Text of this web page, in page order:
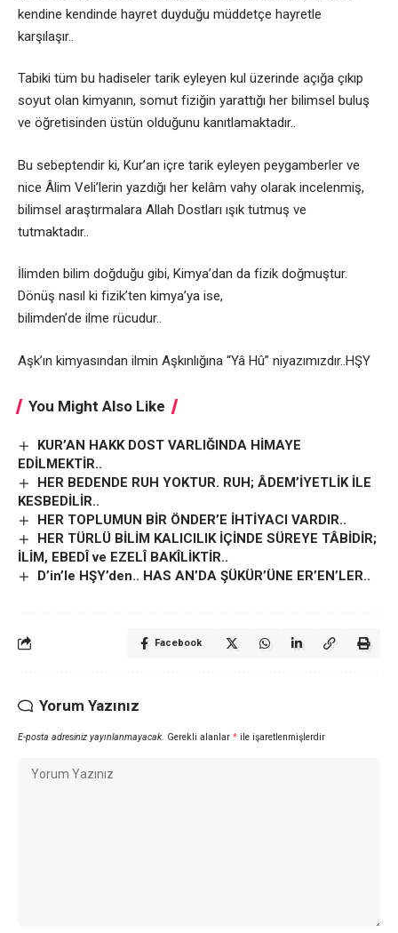
kendine kendinde hayret duyduğu müddetçe hayretle
karşılaşır..
Tabiki tüm bu hadiseler tarik eyleyen kul üzerinde açığa çıkıp
soyut olan kimyanın, somut fiziğin yarattığı her bilimsel buluş
ve öğretisinden üstün olduğunu kanıtlamaktadır..
Bu sebeptendir ki, Kur’an içre tarik eyleyen peygamberler ve
nice Âlim Veli’lerin yazdığı her kelâm vahy olarak incelenmiş,
bilimsel araştırmalara Allah Dostları ışık tutmuş ve
tutmaktadır..
İlimden bilim doğduğu gibi, Kimya’dan da fizik doğmuştur.
Dönüş nasıl ki fizik’ten kimya’ya ise,
bilimden’de ilme rücudur..
Aşk’ın kimyasından ilmin Aşkınlığına “Yâ Hû” niyazımızdır..HŞY
You Might Also Like
KUR’AN HAKK DOST VARLIĞINDA HİMAYE
EDİLMEKTİR..
HER BEDENDE RUH YOKTUR. RUH; ÂDEM’İYETLİK İLE
KESBEDİLİR..
HER TOPLUMUN BİR ÖNDER’E İHTİYACI VARDIR..
HER TÜRLÜ BİLİM KALICILIK İÇİNDE SÜREYE TÂBİDİR;
İLİM, EBEDÎ ve EZELÎ BAKÎLİKTİR..
D’in’le HŞY’den.. HAS AN’DA ŞÜKÜR’ÜNE ER’EN’LER..
Facebook
Yorum Yazınız
E-posta adresiniz yayınlanmayacak. Gerekli alanlar * ile işaretlenmişlerdir